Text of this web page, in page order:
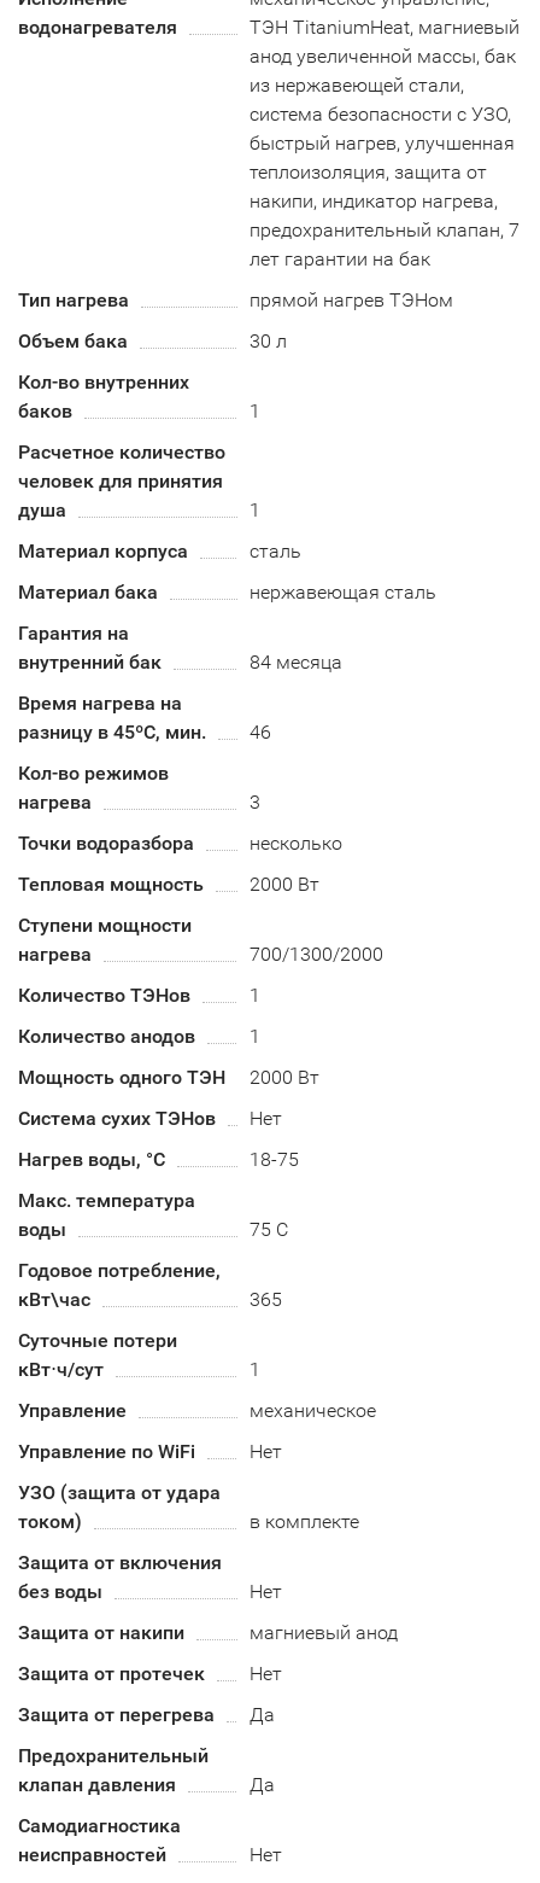
водонагревателя
ТЭН TitaniumHeat, магниевый
анод увеличенной массы, бак
из нержавеющей стали,
система безопасности c УЗО,
быстрый нагрев, улучшенная
теплоизоляция, защита от
накипи, индикатор нагрева,
предохранительный клапан, 7
лет гарантии на бак
Тип нагрева
прямой нагрев ТЭНом
Объем бака
30 л
Кол-во внутренних
баков
1
Расчетное количество
человек для принятия
душа
1
Материал корпуса
сталь
Материал бака
нержавеющая сталь
Гарантия на
внутренний бак
84 месяца
Время нагрева на
разницу в 45ºС, мин.
46
Кол-во режимов
нагрева
3
Точки водоразбора
несколько
Тепловая мощность
2000 Вт
Ступени мощности
нагрева
700/1300/2000
Количество ТЭНов
1
Количество анодов
1
Мощность одного ТЭН
2000 Вт
Система сухих ТЭНов
Нет
Нагрев воды, °С
18-75
Макс. температура
воды
75 С
Годовое потребление,
кВт\час
365
Суточные потери
кВт⋅ч/сут
1
Управление
механическое
Управление по WiFi
Нет
УЗО (защита от удара
током)
в комплекте
Защита от включения
без воды
Нет
Защита от накипи
магниевый анод
Защита от протечек
Нет
Защита от перегрева
Да
Предохранительный
клапан давления
Да
Самодиагностика
неисправностей
Нет